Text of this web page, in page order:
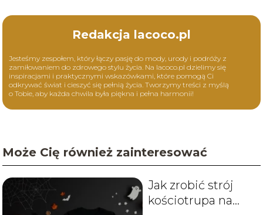
Redakcja lacoco.pl
Jesteśmy zespołem, który łączy pasję do mody, urody i podróży z
zamiłowaniem do zdrowego stylu życia. Na lacoco.pl dzielimy się
inspiracjami i praktycznymi wskazówkami, które pomogą Ci
odkrywać świat i cieszyć się pełnią życia. Tworzymy treści z myślą
o Tobie, aby każda chwila była piękna i pełna harmonii!
Może Cię również zainteresować
Jak zrobić strój
kościotrupa na